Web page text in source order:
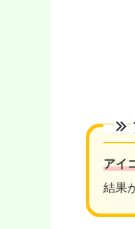
アイ
結果